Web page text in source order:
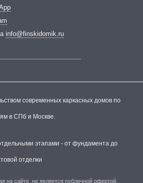
info@finskidomik.ru
современных каркасных домов по
в СПб и Москве.
этапами - от фундамента до
отделки
на сайте, не является публичной офертой.